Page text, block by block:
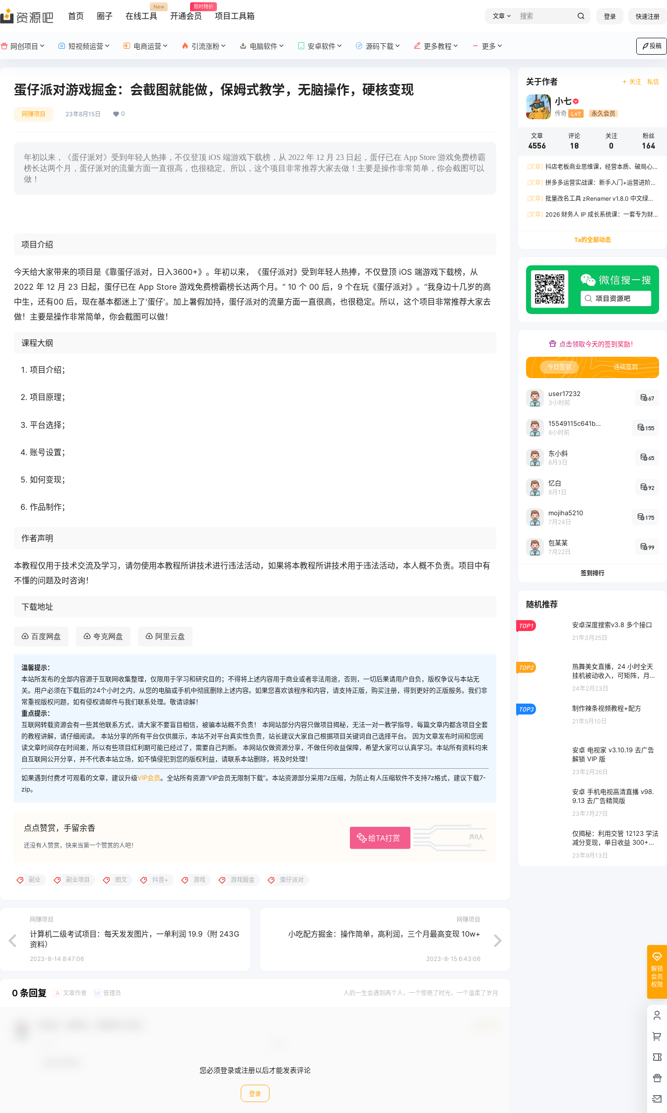
首页 圈子 在线工具
New
开通会员
限时特价
项目工具箱 文章 登录 快速注册
网创项目 短视频运营 电商运营 引流涨粉 电脑软件 安卓软件 源码下载 更多教程 更多 投稿
蛋仔派对游戏掘金：会截图就能做，保姆式教学，无脑操作，硬核变现
网赚项目 23年8月15日 0
年初以来，《蛋仔派对》受到年轻人热捧，不仅登顶 iOS 端游戏下载榜，从 2022 年 12 月 23 日起，蛋仔已在 App Store 游戏免费榜霸
榜长达两个月，蛋仔派对的流量方面一直很高，也很稳定。所以，这个项目非常推荐大家去做！主要是操作非常简单，你会截图可以
做！
项目介绍
今天给大家带来的项目是《靠蛋仔派对，日入3600+》。年初以来，《蛋仔派对》受到年轻人热捧，不仅登顶 iOS 端游戏下载榜，从
2022 年 12 月 23 日起，蛋仔已在 App Store 游戏免费榜霸榜长达两个月。“ 10 个 00 后，9 个在玩《蛋仔派对》。”我身边十几岁的高
中生，还有00 后，现在基本都迷上了'蛋仔'。加上暑假加持，蛋仔派对的流量方面一直很高，也很稳定。所以，这个项目非常推荐大家去
做！主要是操作非常简单，你会截图可以做！
课程大纲
项目介绍；
项目原理；
平台选择；
账号设置；
如何变现；
作品制作；
作者声明
本教程仅用于技术交流及学习，请勿使用本教程所讲技术进行违法活动，如果将本教程所讲技术用于违法活动，本人概不负责。项目中有
不懂的问题及时咨询！
下载地址
百度网盘 夸克网盘 阿里云盘
温馨提示：
本站所发布的全部内容源于互联网收集整理，仅限用于学习和研究目的；不得将上述内容用于商业或者非法用途，否则，一切后果请用户自负，版权争议与本站无
关。用户必须在下载后的24个小时之内，从您的电脑或手机中彻底删除上述内容。如果您喜欢该程序和内容，请支持正版，购买注册，得到更好的正版服务。我们非
常重视版权问题，如有侵权请邮件与我们联系处理。敬请谅解！
重点提示：
互联网转载资源会有一些其他联系方式，请大家不要盲目相信，被骗本站概不负责！ 本网站部分内容只做项目揭秘，无法一对一教学指导，每篇文章内都含项目全套
的教程讲解，请仔细阅读。 本站分享的所有平台仅供展示，本站不对平台真实性负责，站长建议大家自己根据项目关键词自己选择平台。 因为文章发布时间和您阅
读文章时间存在时间差，所以有些项目红利期可能已经过了，需要自己判断。 本网站仅做资源分享，不做任何收益保障，希望大家可以认真学习。本站所有资料均来
自互联网公开分享，并不代表本站立场，如不慎侵犯到您的版权利益，请联系本站删除，将及时处理！
如果遇到付费才可观看的文章，建议升级VIP会员。全站所有资源“VIP会员无限制下载”。本站资源部分采用7z压缩，为防止有人压缩软件不支持7z格式，建议下载7-
zip。
点点赞赏，手留余香
给TA打赏 共0人
还没有人赞赏，快来当第一个赞赏的人吧！
副业 副业项目 图文 抖音+ 游戏 游戏掘金 蛋仔派对
网赚项目
计算机二级考试项目：每天发发图片，一单利润 19.9（附 243G
资料）
2023-8-14 8:47:06
网赚项目
小吃配方掘金：操作简单，高利润，三个月最高变现 10w+
2023-8-15 6:43:06
0 条回复 A 文章作者 M 管理员 人的一生会遇到两个人，一个惊艳了时光，一个温柔了岁月
您必须登录或注册以后才能发表评论
登录
关于作者 关注 私信
小七
传奇 Lv7 永久会员
文章
4556
评论
18
关注
0
粉丝
164
[文章] 抖店老板商业思维课，经营本质、破局心
增
[文章] 拼多多运营实战课：新手入门+运营进阶、
出百单
[文章] 批量改名工具 zRenamer v1.8.0 中文绿色
[文章] 2026 财务人 IP 成长系统课：一套专为财
Ta的全部动态
点击领取今天的签到奖励！
今日签到 连续签到
user17232
3小时前
67
15549115c641bc6524e64d1d800349ec7396
6小时前
155
东小斜
8月3日
65
忆白
8月1日
92
mojiha5210
7月24日
175
包某某
7月22日
99
签到排行
随机推荐
TOP1 安卓深度搜索v3.8 多个接口
21年3月25日
TOP2
热舞美女直播，24 小时全天
挂机被动收入，可矩阵，月入
5W+，隔壁卖 2888 热门项目
24年2月23日
TOP3 制作辣条视频教程+配方
21年5月10日
安卓 电视家 v3.10.19 去广告
解锁 VIP 版
23年2月26日
安卓 手机电视高清直播 v98.
9.13 去广告精简版
23年7月27日
仅揭秘：利用交管 12123 学法
减分变现，单日收益 300+，
一部手机即可操作
23年9月13日
解锁
会员
权限